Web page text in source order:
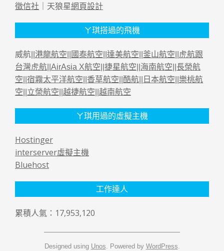
徵信社 ｜天狼星網頁設計
ㄚ琪搭過的飛機
威航|| 港龍航空 國泰航空 達美航空 釜山航空
虎航跟
台灣虎航 AirAsia X航空 捷星航空 海南航空 長榮航
空 宿霧太平洋航空 香草航空 酷航 日本航空 樂桃航
空 立榮航空 越捷航空 越南航空
ㄚ琪用過的虛擬主機
Hostinger
interserver虛擬主機
Bluehost
工作達人
累積人氣：17,953,120
Designed using Unos. Powered by WordPress.